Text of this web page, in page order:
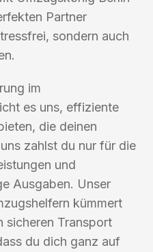
Partner
sondern auch
im
es uns, effiziente
die deinen
zahlst du nur für die
und
Ausgaben. Unser
kümmert
sicheren Transport
du dich ganz auf